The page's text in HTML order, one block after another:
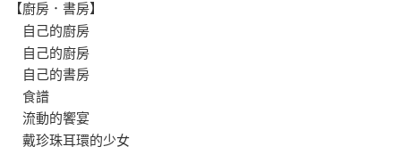
【廚房．書房】
自己的廚房
自己的廚房
自己的書房
食譜
流動的饗宴
戴珍珠耳環的少女